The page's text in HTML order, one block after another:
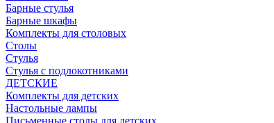
Барные стулья
Барные шкафы
Комплекты для столовых
Столы
Стулья
Стулья с подлокотниками
ДЕТСКИЕ
Комплекты для детских
Настольные лампы
Письменные столы для детских